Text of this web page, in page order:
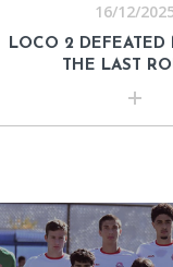
16/12/
LOCO 2 DEFEATED
THE LAST